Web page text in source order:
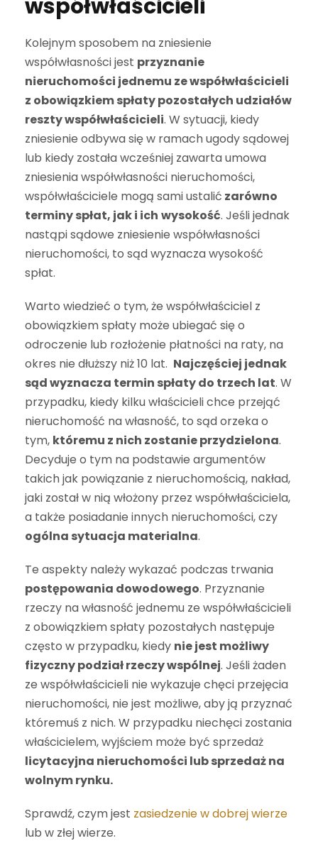
współwłaścicieli
Kolejnym sposobem na zniesienie
współwłasności jest przyznanie
nieruchomości jednemu ze współwłaścicieli
z obowiązkiem spłaty pozostałych udziałów
reszty współwłaścicieli. W sytuacji, kiedy
zniesienie odbywa się w ramach ugody sądowej
lub kiedy została wcześniej zawarta umowa
zniesienia współwłasności nieruchomości,
współwłaściciele mogą sami ustalić zarówno
terminy spłat, jak i ich wysokość. Jeśli jednak
nastąpi sądowe zniesienie współwłasności
nieruchomości, to sąd wyznacza wysokość
spłat.
Warto wiedzieć o tym, że współwłaściciel z
obowiązkiem spłaty może ubiegać się o
odroczenie lub rozłożenie płatności na raty, na
okres nie dłuższy niż 10 lat. Najczęściej jednak
sąd wyznacza termin spłaty do trzech lat. W
przypadku, kiedy kilku właścicieli chce przejąć
nieruchomość na własność, to sąd orzeka o
tym, któremu z nich zostanie przydzielona.
Decyduje o tym na podstawie argumentów
takich jak powiązanie z nieruchomością, nakład,
jaki został w nią włożony przez współwłaściciela,
a także posiadanie innych nieruchomości, czy
ogólna sytuacja materialna.
Te aspekty należy wykazać podczas trwania
postępowania dowodowego. Przyznanie
rzeczy na własność jednemu ze współwłaścicieli
z obowiązkiem spłaty pozostałych następuje
często w przypadku, kiedy nie jest możliwy
fizyczny podział rzeczy wspólnej. Jeśli żaden
ze współwłaścicieli nie wykazuje chęci przejęcia
nieruchomości, nie jest możliwe, aby ją przyznać
któremuś z nich. W przypadku niechęci zostania
właścicielem, wyjściem może być sprzedaż
licytacyjna nieruchomości lub sprzedaż na
wolnym rynku.
Sprawdź, czym jest zasiedzenie w dobrej wierze
lub w złej wierze.